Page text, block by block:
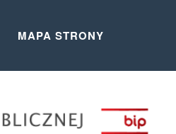
MAPA STRONY